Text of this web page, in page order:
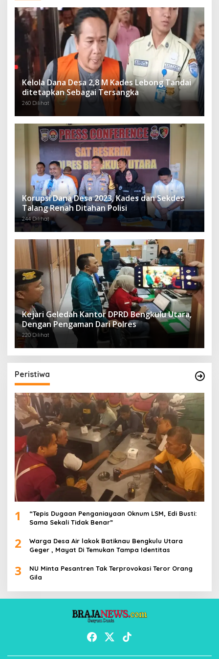
Kelola Dana Desa 2,8 M Kades Lebong Tandai
ditetapkan Sebagai Tersangka
260 Dilihat
Korupsi Dana Desa 2023, Kades dan Sekdes
Talang Renah Ditahan Polisi
244 Dilihat
Kejari Geledah Kantor DPRD Bengkulu Utara,
Dengan Pengaman Dari Polres
220 Dilihat
Peristiwa
1
“Tepis Dugaan Penganiayaan Oknum LSM, Edi Busti:
Sama Sekali Tidak Benar”
2
Warga Desa Air lakok Batiknau Bengkulu Utara
Geger , Mayat Di Temukan Tampa Identitas
3
NU Minta Pesantren Tak Terprovokasi Teror Orang
Gila